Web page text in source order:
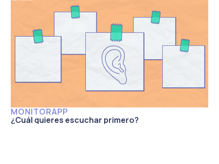
MONITORAPP
¿Cuál quieres escuchar primero?